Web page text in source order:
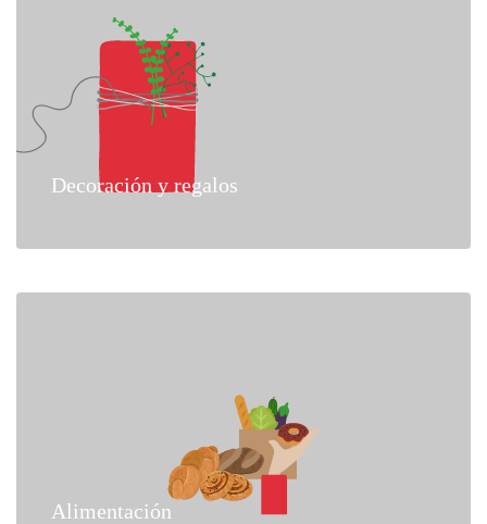
Decoración y regalos
Alimentación